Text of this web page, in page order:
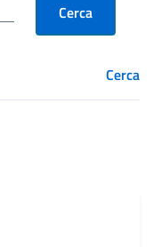
Cerca
Cerca